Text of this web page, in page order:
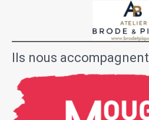
Ils nous accompagnent